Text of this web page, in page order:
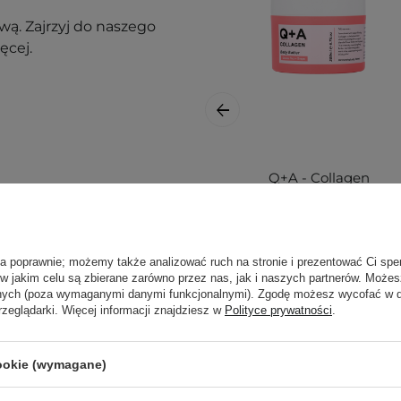
Zajrzyj do naszego
podrażnienia,
aktualne
Q+A - Collagen
69,00 zł
poprawnie; możemy także analizować ruch na stronie i prezentować Ci
jakim celu są zbierane zarówno przez nas, jak i naszych partnerów.
(poza wymaganymi danymi funkcjonalnymi). Zgodę możesz wycofać w
Więcej informacji znajdziesz w Polityce prywatności.
(wymagane)